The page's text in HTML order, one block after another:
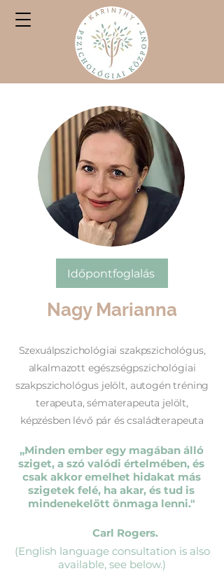
Időpontfoglalás
Nagy Marianna
Szexuálpszichológiai szakpszichológus,
alkalmazott egészségpszichológiai
szakpszichológus jelölt, autogén tréning
terapeuta, sématerapeuta jelölt,
képzésben lévő pár és családterapeuta
„Minden ember egy magában álló
sziget, a szó valódi értelmében, és
csak akkor emelhet hidakat más
szigetek felé, ha akar, és tud is
mindenekelőtt önmaga lenni."
Carl Rogers.
(English language consultation is also
available, see below.)